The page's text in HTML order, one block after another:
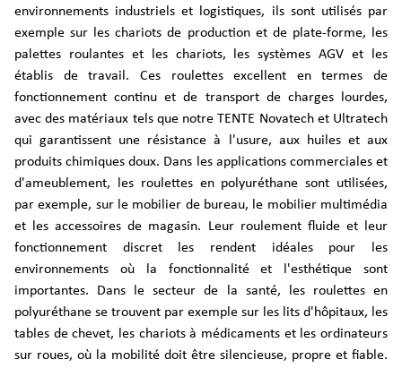
environnements industriels et logistiques, ils sont utilisés par
exemple sur les chariots de production et de plate-forme, les
palettes roulantes et les chariots, les systèmes AGV et les
établis de travail. Ces roulettes excellent en termes de
fonctionnement continu et de transport de charges lourdes,
avec des matériaux tels que notre TENTE Novatech et Ultratech
qui garantissent une résistance à l'usure, aux huiles et aux
produits chimiques doux. Dans les applications commerciales et
d'ameublement, les roulettes en polyuréthane sont utilisées,
par exemple, sur le mobilier de bureau, le mobilier multimédia
et les accessoires de magasin. Leur roulement fluide et leur
fonctionnement discret les rendent idéales pour les
environnements où la fonctionnalité et l'esthétique sont
importantes. Dans le secteur de la santé, les roulettes en
polyuréthane se trouvent par exemple sur les lits d'hôpitaux, les
tables de chevet, les chariots à médicaments et les ordinateurs
sur roues, où la mobilité doit être silencieuse, propre et fiable.